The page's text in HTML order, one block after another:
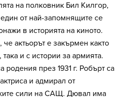
на полковник Бил Килгор,
един от най-запомнящите се
в историята на киното.
актьорът е закърмен както
така и с истории за армията.
родения през 1931 г. Робърт са
и адмирал от
сили на САЩ. Дювал има